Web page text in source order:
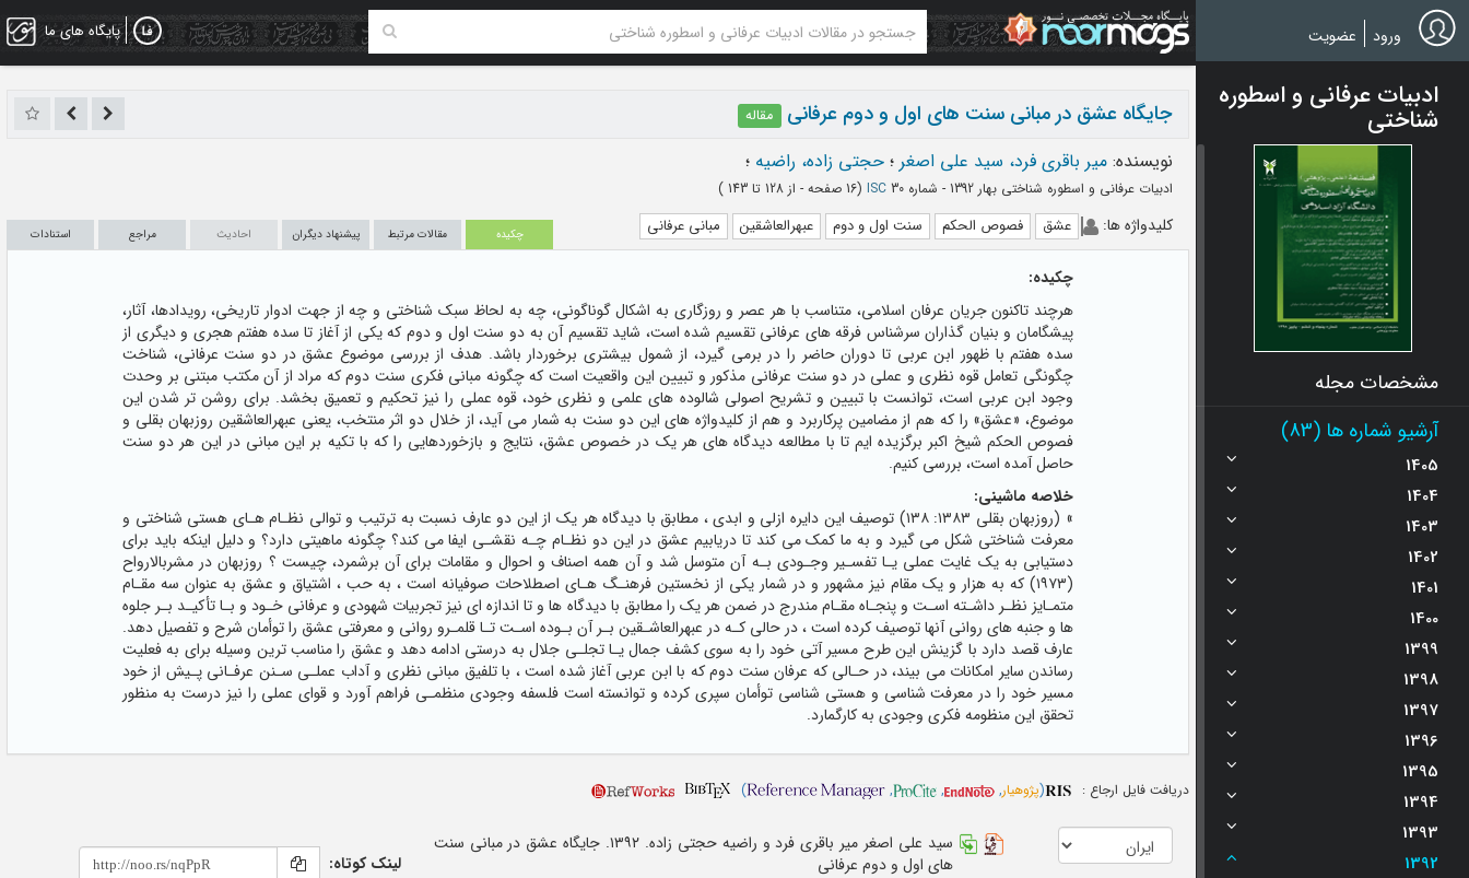
Skip
to
main
پایگاه های ما ورود عضویت
ادبیات عرفانی و اسطوره
شناختی
مشخصات مجله
آرشیو شماره ها (83)
1405
1404
1403
1402
1401
1400
1399
1398
1397
1396
1395
1394
1393
1392
جایگاه عشق در مبانی سنت های اول و دوم عرفانی مقاله
نویسنده: میر باقری فرد، سید علی اصغر ؛ حجتی زاده، راضیه ؛
ادبیات عرفانی و اسطوره شناختی بهار 1392 - شماره 30 ISC (‎16 صفحه - از 128 تا 143 )
کلیدواژه ها: عشق فصوص الحکم سنت اول و دوم عبهرالعاشقین مبانی عرفانی چکیده مقالات مرتبط پیشنهاد دیگران احادیث مراجع استنادات
چکیده:
هرچند تاکنون جریان عرفان اسلامی، متناسب با هر عصر و روزگاری به اشکال گوناگونی، چه به لحاظ سبک شناختی و چه از جهت ادوار تاریخی، رویدادها، آثار،
پیشگامان و بنیان گذاران سرشناس فرقه های عرفانی تقسیم شده است، شاید تقسیم آن به دو سنت اول و دوم که یکی از آغاز تا سده هفتم هجری و دیگری از
سده هفتم با ظهور ابن عربی تا دوران حاضر را در برمی گیرد، از شمول بیشتری برخوردار باشد. هدف از بررسی موضوع عشق در دو سنت عرفانی، شناخت
چگونگی تعامل قوه نظری و عملی در دو سنت عرفانی مذکور و تبیین این واقعیت است که چگونه مبانی فکری سنت دوم که مراد از آن مکتب مبتنی بر وحدت
وجود ابن عربی است، توانست با تبیین و تشریح اصولی شالوده های علمی و نظری خود، قوه عملی را نیز تحکیم و تعمیق بخشد. برای روشن تر شدن این
موضوع، «عشق» را که هم از مضامین پرکاربرد و هم از کلیدواژه های این دو سنت به شمار می آید، از خلال دو اثر منتخب، یعنی عبهرالعاشقین روزبهان بقلی و
فصوص الحکم شیخ اکبر برگزیده ایم تا با مطالعه دیدگاه های هر یک در خصوص عشق، نتایج و بازخوردهایی را که با تکیه بر این مبانی در این هر دو سنت
حاصل آمده است، بررسی کنیم.
خلاصه ماشینی:
» (روزبهان بقلی ١٣٨٣: ١٣٨) توصیف این دایره ازلی و ابدی ، مطابق با دیدگاه هر یک از این دو عارف نسبت به ترتیب و توالی نظـام هـای هستی شناختی و
معرفت شناختی شکل می گیرد و به ما کمک می کند تا دریابیم عشق در این دو نظـام چـه نقشـی ایفا می کند؟ چگونه ماهیتی دارد؟ و دلیل اینکه باید برای
دستیابی به یک غایت عملی یـا تفسـیر وجـودی بـه آن متوسل شد و آن همه اصناف و احوال و مقامات برای آن برشمرد، چیست ؟ روزبهان در مشربالارواح
(١٩٧٣) که به هزار و یک مقام نیز مشهور و در شمار یکی از نخستین فرهنـگ هـای اصطلاحات صوفیانه است ، به حب ، اشتیاق و عشق به عنوان سه مقـام
متمـایز نظـر داشـته اسـت و پنجـاه مقـام مندرج در ضمن هر یک را مطابق با دیدگاه ها و تا اندازه ای نیز تجربیات شهودی و عرفانی خـود و بـا تأکیـد بـر جلوه
ها و جنبه های روانی آنها توصیف کرده است ، در حالی کـه در عبهرالعاشـقین بـر آن بـوده اسـت تـا قلمـرو روانی و معرفتی عشق را توأمان شرح و تفصیل دهد.
عارف قصد دارد با گزینش این طرح مسیر آتی خود را به سوی کشف جمال یـا تجلـی جلال به درستی ادامه دهد و عشق را مناسب ترین وسیله برای به فعلیت
رساندن سایر امکانات می بیند، در حـالی که عرفان سنت دوم که با ابن عربی آغاز شده است ، با تلفیق مبانی نظری و آداب عملـی سـنن عرفـانی پـیش از خود
مسیر خود را در معرفت شناسی و هستی شناسی توأمان سپری کرده و توانسته است فلسفه وجودی منظمـی فراهم آورد و قوای عملی را نیز درست به منظور
تحقق این منظومه فکری وجودی به کارگمارد.
دریافت فایل ارجاع : (پژوهیار,
,
,
)
سید علی اصغر میر باقری فرد و راضیه حجتی زاده. ۱۳۹۲. جایگاه عشق در مبانی سنت
های اول و دوم عرفانی
لینک کوتاه: